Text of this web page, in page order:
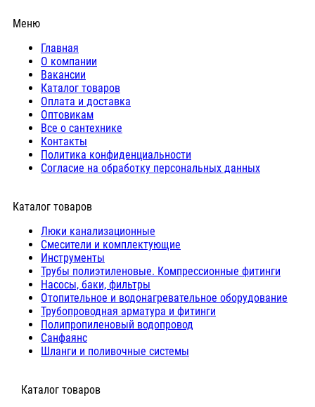
Меню
Главная
О компании
Вакансии
Каталог товаров
Оплата и доставка
Оптовикам
Все о сантехнике
Контакты
Политика конфиденциальности
Согласие на обработку персональных данных
Каталог товаров
Люки канализационные
Cмесители и комплектующие
Инструменты
Трубы полиэтиленовые. Компрессионные фитинги
Насосы, баки, фильтры
Отопительное и водонагревательное оборудование
Трубопроводная арматура и фитинги
Полипропиленовый водопровод
Санфаянс
Шланги и поливочные системы
⠀Каталог товаров